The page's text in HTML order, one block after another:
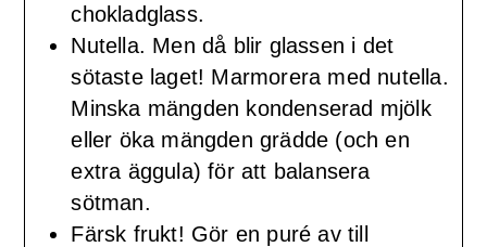
chokladglass.
Nutella. Men då blir glassen i det
sötaste laget! Marmorera med nutella.
Minska mängden kondenserad mjölk
eller öka mängden grädde (och en
extra äggula) för att balansera
sötman.
Färsk frukt! Gör en puré av till